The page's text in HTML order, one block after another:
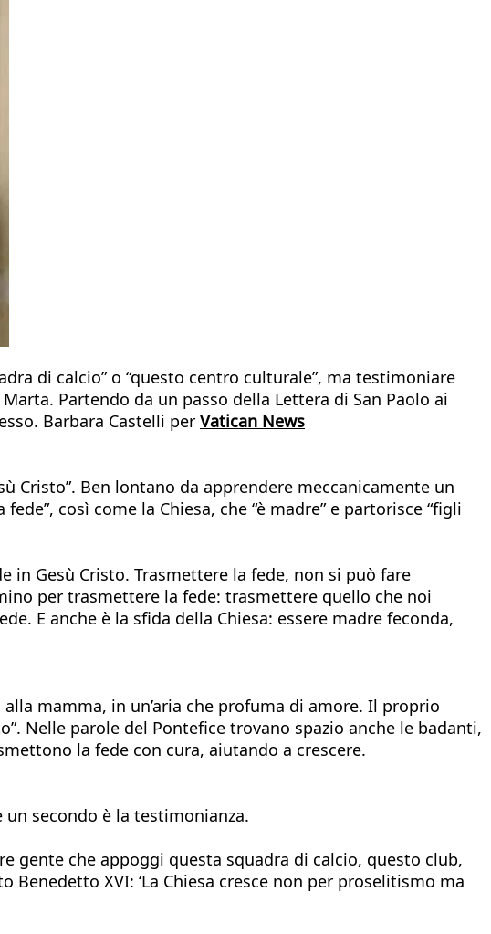
di calcio” o “questo centro culturale”, ma testimoniare
Partendo da un passo della Lettera di San Paolo ai
Barbara Castelli per Vatican News
Cristo”. Ben lontano da apprendere meccanicamente un
così come la Chiesa, che “è madre” e partorisce “figli
in Gesù Cristo. Trasmettere la fede, non si può fare
per trasmettere la fede: trasmettere quello che noi
E anche è la sfida della Chiesa: essere madre feconda,
mamma, in un’aria che profuma di amore. Il proprio
Nelle parole del Pontefice trovano spazio anche le badanti,
la fede con cura, aiutando a crescere.
secondo è la testimonianza.
gente che appoggi questa squadra di calcio, questo club,
XVI: ‘La Chiesa cresce non per proselitismo ma